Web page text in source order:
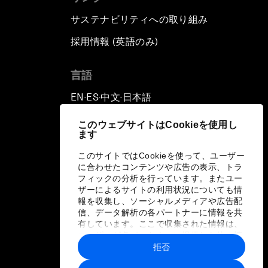
このウェブサイトはCookieを使用し
ます
このサイトではCookieを使って、ユーザー
に合わせたコンテンツや広告の表示、トラ
フィックの分析を行っています。またユー
ザーによるサイトの利用状況についても情
報を収集し、ソーシャルメディアや広告配
信、データ解析の各パートナーに情報を共
有しています。ここで収集された情報は、
ユーザーが各パートナーに提供した他の情
報や各パートナーのサービスを使用した際
に収集された情報と組み合わされ、各パー
拒否
サステナビリティへの取り組み
採用情報 (英語のみ)
言語
EN ▪ ES▪中文▪ 日本語